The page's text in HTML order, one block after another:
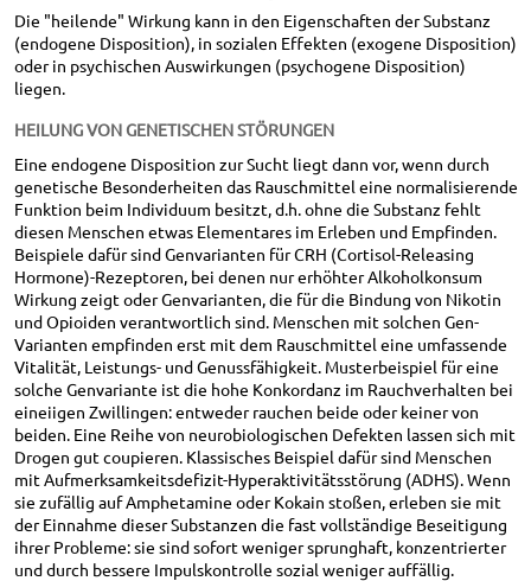
Die "heilende" Wirkung kann in den Eigenschaften der Substanz
(endogene Disposition), in sozialen Effekten (exogene Disposition)
oder in psychischen Auswirkungen (psychogene Disposition)
liegen.
HEILUNG VON GENETISCHEN STÖRUNGEN
Eine endogene Disposition zur Sucht liegt dann vor, wenn durch
genetische Besonderheiten das Rauschmittel eine normalisierende
Funktion beim Individuum besitzt, d.h. ohne die Substanz fehlt
diesen Menschen etwas Elementares im Erleben und Empfinden.
Beispiele dafür sind Genvarianten für CRH (Cortisol-Releasing
Hormone)-Rezeptoren, bei denen nur erhöhter Alkoholkonsum
Wirkung zeigt oder Genvarianten, die für die Bindung von Nikotin
und Opioiden verantwortlich sind. Menschen mit solchen Gen-
Varianten empfinden erst mit dem Rauschmittel eine umfassende
Vitalität, Leistungs- und Genussfähigkeit. Musterbeispiel für eine
solche Genvariante ist die hohe Konkordanz im Rauchverhalten bei
eineiigen Zwillingen: entweder rauchen beide oder keiner von
beiden. Eine Reihe von neurobiologischen Defekten lassen sich mit
Drogen gut coupieren. Klassisches Beispiel dafür sind Menschen
mit Aufmerksamkeitsdefizit-Hyperaktivitätsstörung (ADHS). Wenn
sie zufällig auf Amphetamine oder Kokain stoßen, erleben sie mit
der Einnahme dieser Substanzen die fast vollständige Beseitigung
ihrer Probleme: sie sind sofort weniger sprunghaft, konzentrierter
und durch bessere Impulskontrolle sozial weniger auffällig.